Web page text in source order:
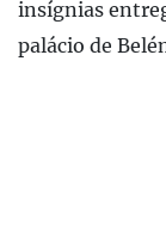
insígnias
palácio de